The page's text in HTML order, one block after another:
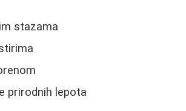
stazama
prirodnih lepota